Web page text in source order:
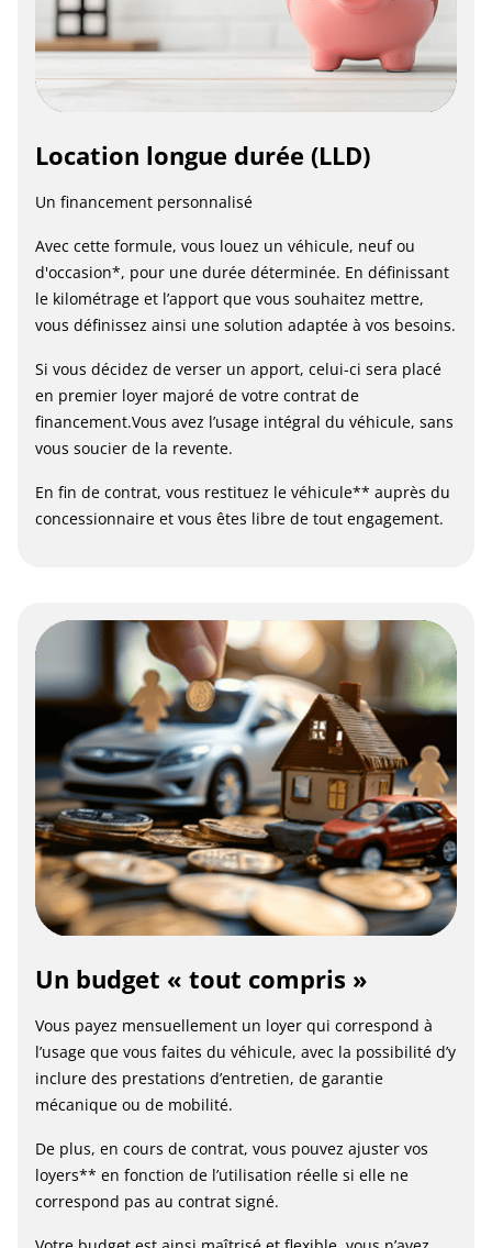
Location longue durée (LLD)
Un financement personnalisé
Avec cette formule, vous louez un véhicule, neuf ou
d'occasion*, pour une durée déterminée. En définissant
le kilométrage et l’apport que vous souhaitez mettre,
vous définissez ainsi une solution adaptée à vos besoins.
Si vous décidez de verser un apport, celui-ci sera placé
en premier loyer majoré de votre contrat de
financement.Vous avez l’usage intégral du véhicule, sans
vous soucier de la revente.
En fin de contrat, vous restituez le véhicule** auprès du
concessionnaire et vous êtes libre de tout engagement.
Un budget « tout compris »
Vous payez mensuellement un loyer qui correspond à
l’usage que vous faites du véhicule, avec la possibilité d’y
inclure des prestations d’entretien, de garantie
mécanique ou de mobilité.
De plus, en cours de contrat, vous pouvez ajuster vos
loyers** en fonction de l’utilisation réelle si elle ne
correspond pas au contrat signé.